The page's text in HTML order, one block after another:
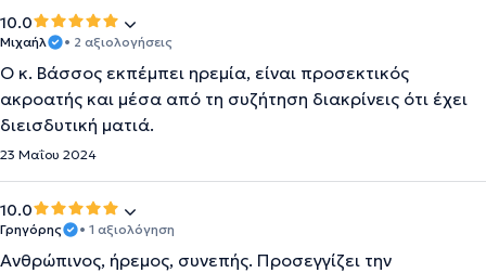
10.0
Μιχαήλ • 2 αξιολογήσεις
Ο κ. Βάσσος εκπέμπει ηρεμία, είναι προσεκτικός
ακροατής και μέσα από τη συζήτηση διακρίνεις ότι έχει
διεισδυτική ματιά.
23 Μαΐου 2024
10.0
Γρηγόρης • 1 αξιολόγηση
Ανθρώπινος, ήρεμος, συνεπής. Προσεγγίζει την